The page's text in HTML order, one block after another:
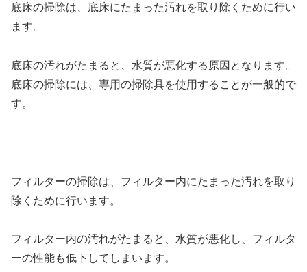
底床の掃除は、底床にたまった汚れを取り除くために行い
ます。
底床の汚れがたまると、水質が悪化する原因となります。
底床の掃除には、専用の掃除具を使用することが一般的で
す。
フィルターの掃除は、フィルター内にたまった汚れを取り
除くために行います。
フィルター内の汚れがたまると、水質が悪化し、フィルタ
ーの性能も低下してしまいます。